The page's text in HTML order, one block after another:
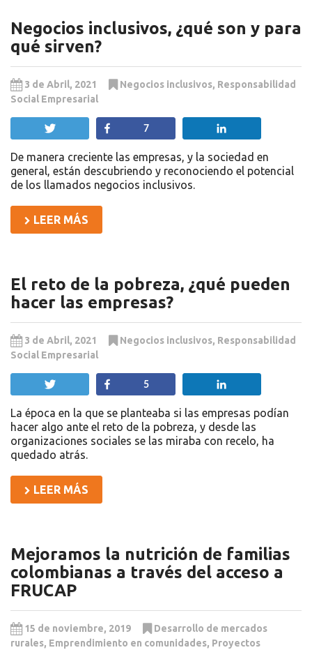
Negocios inclusivos, ¿qué son y para
qué sirven?
3 de Abril, 2021 Negocios inclusivos, Responsabilidad
Social Empresarial
Compartir
7
De manera creciente las empresas, y la sociedad en
general, están descubriendo y reconociendo el potencial
de los llamados negocios inclusivos.
LEER MÁS
El reto de la pobreza, ¿qué pueden
hacer las empresas?
3 de Abril, 2021 Negocios inclusivos, Responsabilidad
Social Empresarial
Compartir
5
La época en la que se planteaba si las empresas podían
hacer algo ante el reto de la pobreza, y desde las
organizaciones sociales se las miraba con recelo, ha
quedado atrás.
LEER MÁS
Mejoramos la nutrición de familias
colombianas a través del acceso a
FRUCAP
15 de noviembre, 2019
Desarrollo de mercados
rurales, Emprendimiento en comunidades, Proyectos